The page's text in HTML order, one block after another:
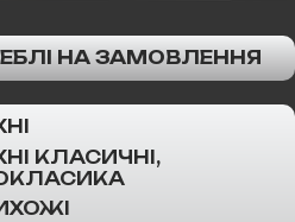
НА ЗАМОВЛЕННЯ
КЛАСИЧНІ,